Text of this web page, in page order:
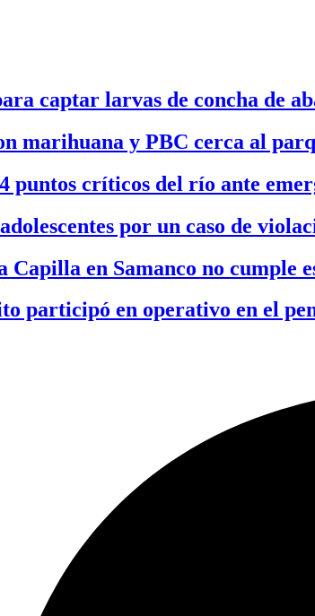
captar larvas de concha de
marihuana y PBC cerca al
críticos del río ante
por un caso de
en Samanco no cumple
participó en operativo en el